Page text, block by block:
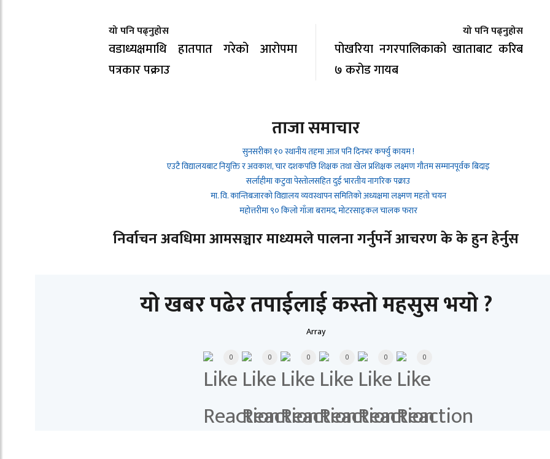
यो पनि पढ्नुहोस
वडाध्यक्षमाथि हातपात गरेको आरोपमा
पत्रकार पक्राउ
यो पनि पढ्नुहोस
पोखरिया नगरपालिकाको खाताबाट करिब
७ करोड गायब
ताजा समाचार
सुनसरीका १० स्थानीय तहमा आज पनि दिनभर कर्फ्यु कायम !
एउटै विद्यालयबाट नियुक्ति र अवकाश, चार दशकपछि शिक्षक तथा खेल प्रशिक्षक लक्ष्मण गौतम सम्मानपूर्वक बिदाइ
सर्लाहीमा कटुवा पेस्तोलसहित दुई भारतीय नागरिक पक्राउ
मा. वि. कान्तिबजारको विद्यालय व्यवस्थापन समितिको अध्यक्षमा लक्ष्मण महतो चयन
महोत्तरीमा ९० किलो गाँजा बरामद, मोटरसाइकल चालक फरार
निर्वाचन अवधिमा आमसञ्चार माध्यमले पालना गर्नुपर्ने आचरण के के हुन हेर्नुस
यो खबर पढेर तपाईलाई कस्तो महसुस भयो ?
Array
0 0 0 0 0 0